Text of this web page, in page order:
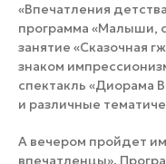
«Впечатления
программа «Малыши,
занятие «Сказочная
знаком
спектакль «Диорама
и различные
А вечером пройдет